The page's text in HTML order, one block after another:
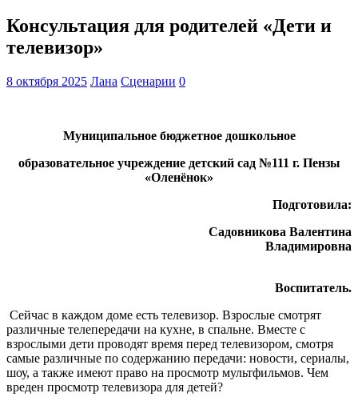
Консультация для родителей «Дети и
телевизор»
8 октября 2025 Лана Сценарии 0
Муниципальное бюджетное дошкольное
образовательное учреждениедетский сад №111 г. Пензы
«Оленёнок»
Подготовила:
Садовникова Валентина
Владимировна
Воспитатель.
Сейчас в каждом доме есть телевизор. Взрослые смотрят
различные телепередачи на кухне, в спальне. Вместе с
взрослыми дети проводят время перед телевизором, смотря
самые различные по содержанию передачи: новости, сериалы,
шоу, а также имеют право на просмотр мультфильмов. Чем
вреден просмотр телевизора для детей?